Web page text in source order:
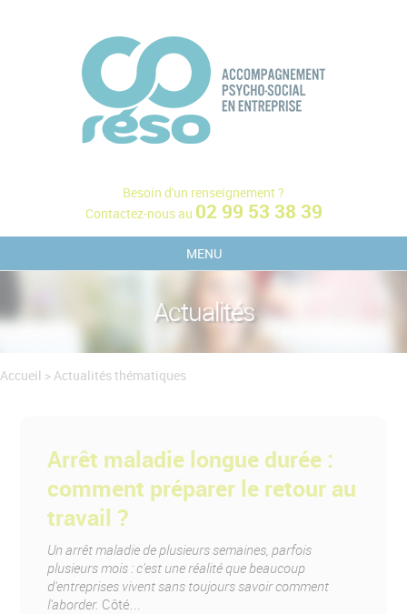
Besoin d'un renseignement ?
Contactez-nous au 02 99 53 38 39
MENU
Service social du travail
Psychologie du travail et médiation
Formations
Actualités
Contactez-nous
Actualités
Accueil >Actualités thématiques
Arrêt maladie longue durée :
comment préparer le retour au
travail ?
Un arrêt maladie de plusieurs semaines, parfois
plusieurs mois : c'est une réalité que beaucoup
d'entreprises vivent sans toujours savoir comment
l'aborder. Côté...